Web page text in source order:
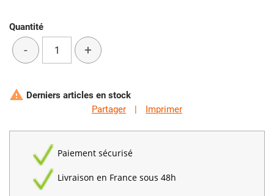
Quantité
- +
 Derniers articles en stock
Partager
| Imprimer
Paiement sécurisé
Livraison en France sous 48h